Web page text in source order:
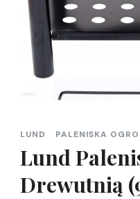
LUND PALENISKA
Lund
Drewutnią